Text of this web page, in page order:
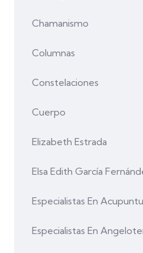
Chamanismo
Columnas
Constelaciones
Cuerpo
Elizabeth Estrada
Elsa Edith García
Especialistas En
Especialistas En